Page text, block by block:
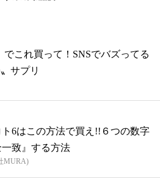
でこれ買って！SNSでバズってる
サプリ
ト6はこの方法で買え!!６つの数字
致』する方法
MURA)